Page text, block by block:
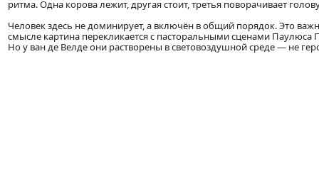
ритма. Одна корова лежит, другая стоит, третья поворачивает
Человек здесь не доминирует, а включён в общий порядок. Это
смысле картина перекликается с пасторальными сценами
Но у ван де Велде они растворены в световоздушной среде — не